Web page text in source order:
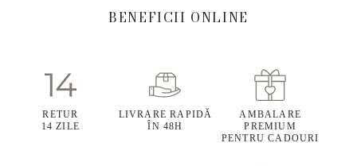
BENEFICII ONLINE
RETUR
14 ZILE
LIVRARE RAPIDĂ
ÎN 48H
AMBALARE
PREMIUM
PENTRU CADOURI